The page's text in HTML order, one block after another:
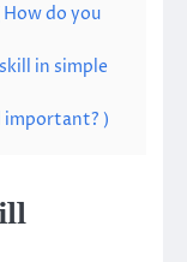
How do you
skill in simple
important? )